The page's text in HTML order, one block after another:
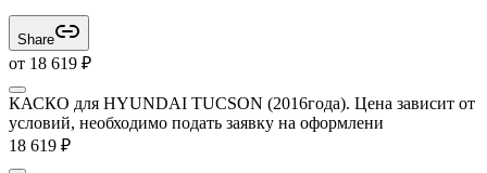
Share
от 18 619 ₽
КАСКО для HYUNDAI TUCSON (2016года). Цена зависит от
условий, необходимо подать заявку на оформлени
18 619 ₽